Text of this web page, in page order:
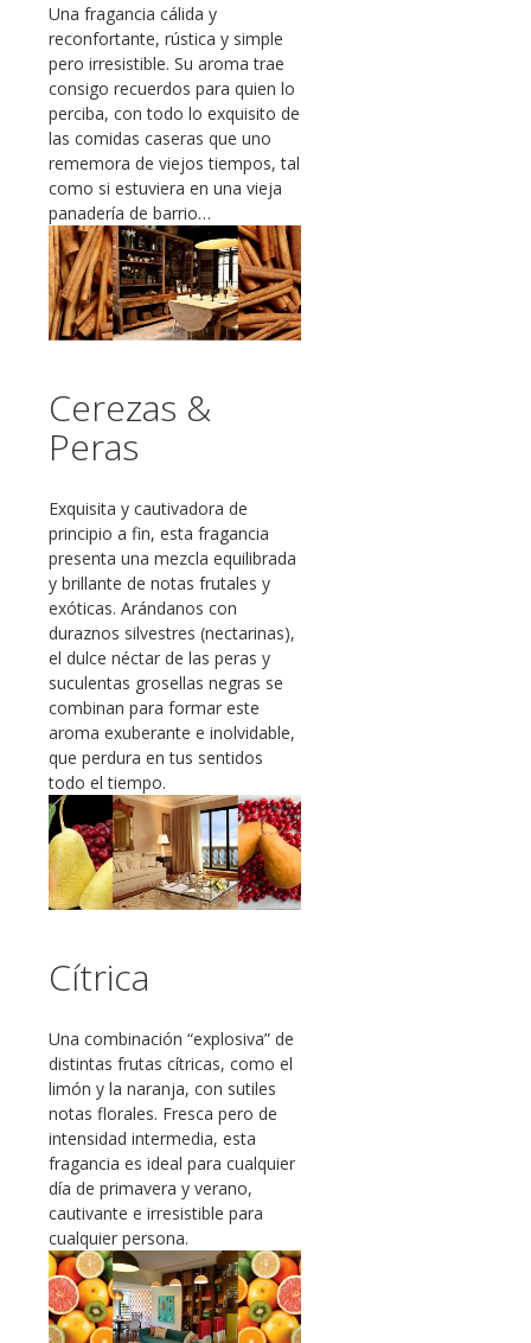
Una fragancia cálida y
reconfortante, rústica y simple
pero irresistible. Su aroma trae
consigo recuerdos para quien lo
perciba, con todo lo exquisito de
las comidas caseras que uno
rememora de viejos tiempos, tal
como si estuviera en una vieja
panadería de barrio…
Cerezas &
Peras
Exquisita y cautivadora de
principio a fin, esta fragancia
presenta una mezcla equilibrada
y brillante de notas frutales y
exóticas. Arándanos con
duraznos silvestres (nectarinas),
el dulce néctar de las peras y
suculentas grosellas negras se
combinan para formar este
aroma exuberante e inolvidable,
que perdura en tus sentidos
todo el tiempo.
Cítrica
Una combinación “explosiva” de
distintas frutas cítricas, como el
limón y la naranja, con sutiles
notas florales. Fresca pero de
intensidad intermedia, esta
fragancia es ideal para cualquier
día de primavera y verano,
cautivante e irresistible para
cualquier persona.